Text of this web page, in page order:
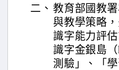
二、 教育部國教
與教學策略
識字能力評
識字金銀島
測驗」、「